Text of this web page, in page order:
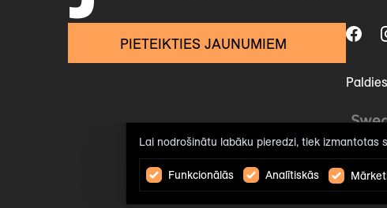
PIETEIKTIES JAUNUMIEM
Lai nodrošinātu labāku pieredzi, tiek
Funkcionālās Analītiskās